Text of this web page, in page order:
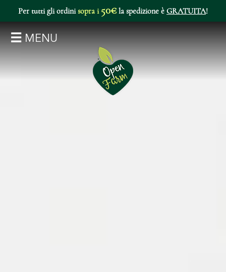
Per tutti gli ordinisopra i 50€la spedizione è GRATUITA!
MENU
HOME SHOP
CATEGORIE
I TUOI DATI
SUPPORTO